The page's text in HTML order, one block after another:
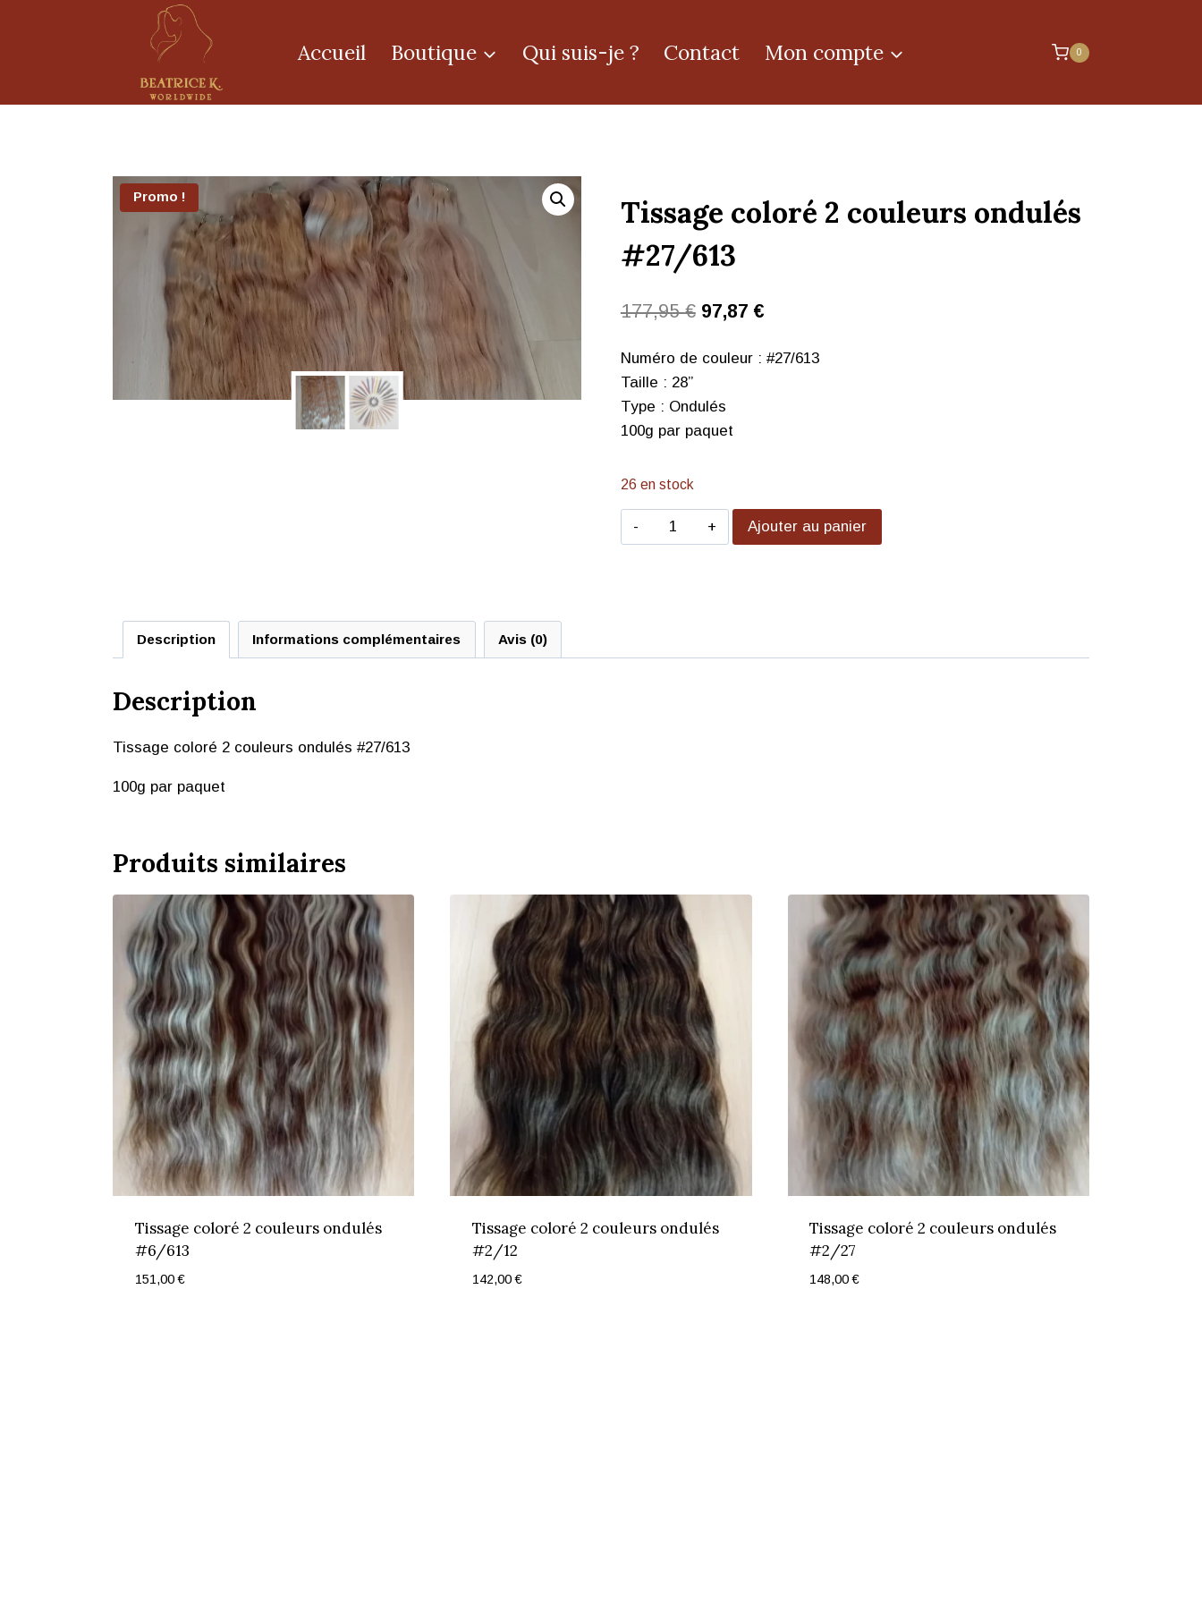
Accueil Boutique Qui suis-je ? Contact Mon compte 0
Promo !
Tissage coloré 2 couleurs ondulés
#27/613
177,95€ 97,87 €
Numéro de couleur : #27/613
Taille : 28”
Type : Ondulés
100g par paquet
26 en stock
Ajouter au panier
Description Informations complémentaires Avis (0)
Description
Tissage coloré 2 couleurs ondulés #27/613
100g par paquet
Produits similaires
Tissage coloré 2 couleurs ondulés
#6/613
151,00€
Tissage coloré 2 couleurs ondulés
#2/12
142,00€
Tissage coloré 2 couleurs ondulés
#2/27
148,00€